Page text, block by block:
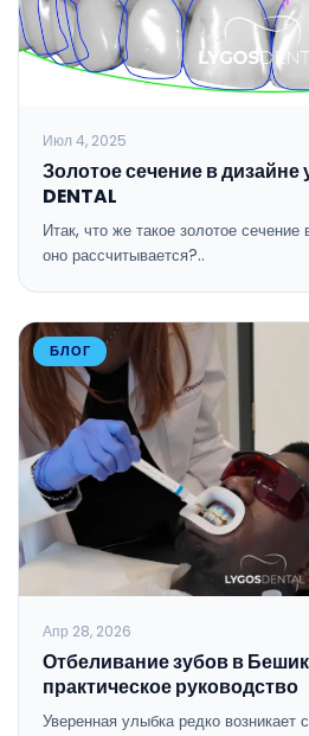
Июл 4, 2025
Золотое сечение в дизайне
DENTAL
Итак, что же такое золотое
оно рассчитывается?..
БЛОГ
Апр 28, 2026
Отбеливание зубов в
практическое руководство
Уверенная улыбка редко возникает